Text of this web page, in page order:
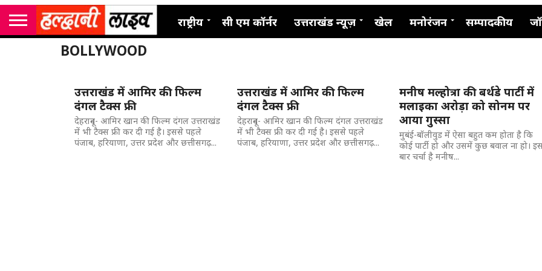
राष्ट्रीय सी एम कॉर्नर उत्तराखंड न्यूज़ खेल मनोरंजन सम्पादकीय
BOLLYWOOD
उत्तराखंड में आमिर की फिल्म
दंगल टैक्स फ्री
देहरादून- आमिर खान की फिल्म दंगल उत्तराखंड
में भी टैक्स फ्री कर दी गई है। इससे पहले
पंजाब, हरियाणा, उत्तर प्रदेश और छत्तीसगढ़...
उत्तराखंड में आमिर की फिल्म
दंगल टैक्स फ्री
देहरादून- आमिर खान की फिल्म दंगल उत्तराखंड
में भी टैक्स फ्री कर दी गई है। इससे पहले
पंजाब, हरियाणा, उत्तर प्रदेश और छत्तीसगढ़...
मनीष मल्होत्रा की बर्थडे पार्टी में
मलाइका अरोड़ा को सोनम पर
आया गुस्सा
मुबंई-बॉलीवुड में ऐसा बहुत कम होता है कि
कोई पार्टी हो और उसमें कुछ बवाल ना हो।
बार चर्चा है मनीष...